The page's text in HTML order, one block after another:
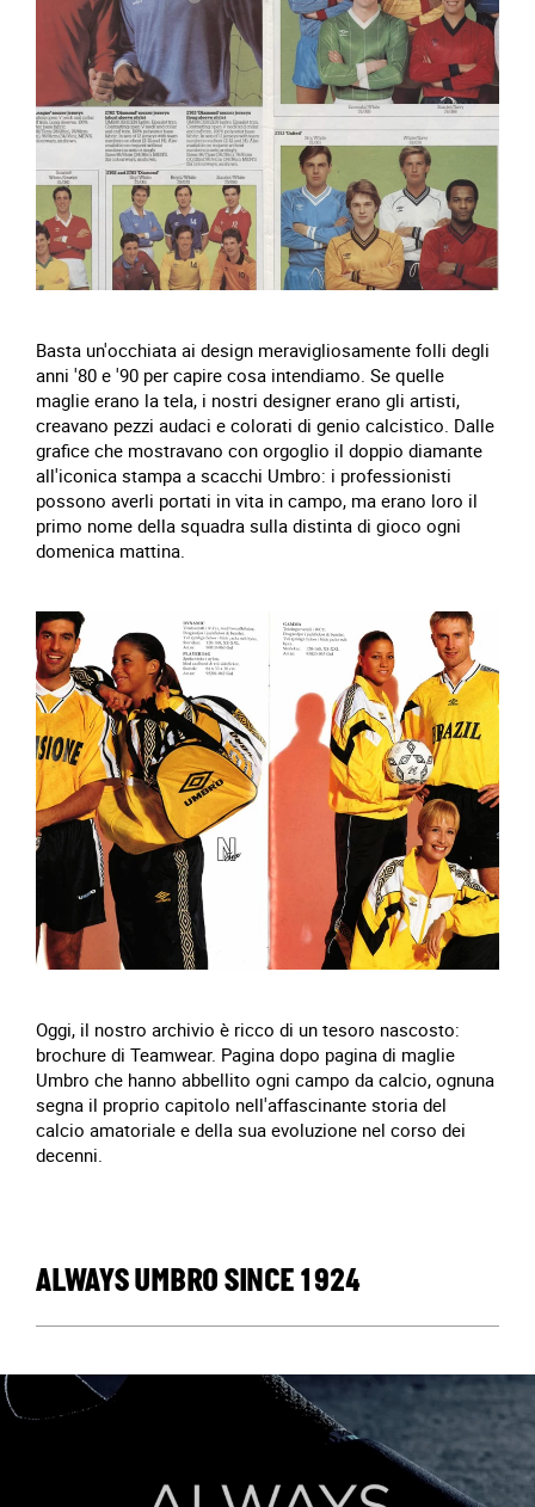
Basta un'occhiata ai design meravigliosamente folli degli
anni '80 e '90 per capire cosa intendiamo. Se quelle
maglie erano la tela, i nostri designer erano gli artisti,
creavano pezzi audaci e colorati di genio calcistico. Dalle
grafice che mostravano con orgoglio il doppio diamante
all'iconica stampa a scacchi Umbro: i professionisti
possono averli portati in vita in campo, ma erano loro il
primo nome della squadra sulla distinta di gioco ogni
domenica mattina.
Oggi, il nostro archivio è ricco di un tesoro nascosto:
brochure di Teamwear. Pagina dopo pagina di maglie
Umbro che hanno abbellito ogni campo da calcio, ognuna
segna il proprio capitolo nell'affascinante storia del
calcio amatoriale e della sua evoluzione nel corso dei
decenni.
ALWAYS UMBRO SINCE 1924